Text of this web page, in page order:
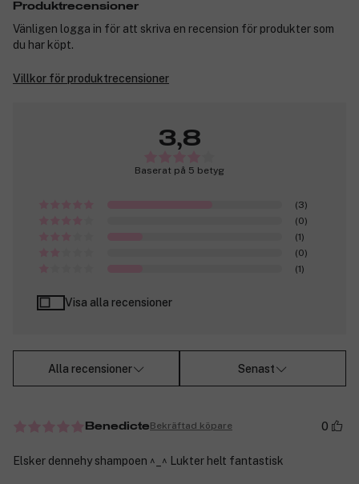
Produktrecensioner
Vänligen logga in för att skriva en recension för produkter som
du har köpt.
Villkor för produktrecensioner
3,8
Baserat på 5 betyg
(3)
(0)
(1)
(0)
(1)
Visa alla recensioner
Alla recensioner Senast
BenedicteBekräftad köpare 0
Elsker dennehy shampoen ^_^ Lukter helt fantastisk